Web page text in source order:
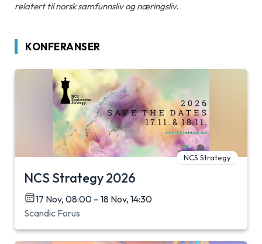
relatert til norsk samfunnsliv og næringsliv.
KONFERANSER
NCS Strategy
NCS Strategy 2026
17 Nov, 08:00 – 18 Nov, 14:30
Scandic Forus